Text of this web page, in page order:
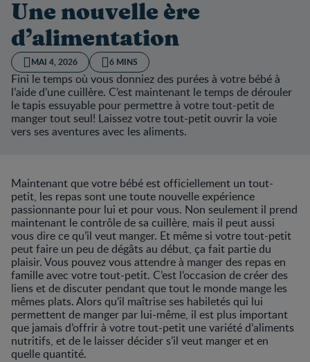
Une nouvelle ère
d’alimentation
MAI 4, 2026 6 MINS
Fini le temps où vous donniez des purées à votre bébé à
l’aide d’une cuillère. C’est maintenant le temps de dérouler
le tapis essuyable pour permettre à votre tout-petit de
manger tout seul! Laissez votre tout-petit ouvrir la voie
vers ses aventures avec les aliments.
Maintenant que votre bébé est officiellement un tout-
petit, les repas sont une toute nouvelle expérience
passionnante pour lui et pour vous. Non seulement il prend
maintenant le contrôle de sa cuillère, mais il peut aussi
vous dire ce qu’il veut manger. Et même si votre tout-petit
peut faire un peu de dégâts au début, ça fait partie du
plaisir. Vous pouvez vous attendre à manger des repas en
famille avec votre tout-petit. C’est l’occasion de créer des
liens et de discuter pendant que tout le monde mange les
mêmes plats. Alors qu’il maîtrise ses habiletés qui lui
permettent de manger par lui-même, il est plus important
que jamais d’offrir à votre tout-petit une variété d’aliments
nutritifs, et de le laisser décider s’il veut manger et en
quelle quantité.